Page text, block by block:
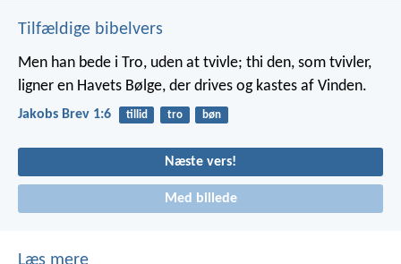
Tilfældige bibelvers
Men han bede i Tro, uden at tvivle; thi den, som tvivler,
ligner en Havets Bølge, der drives og kastes af Vinden.
Jakobs Brev 1:6 tillid tro bøn
Næste vers!
Med billede